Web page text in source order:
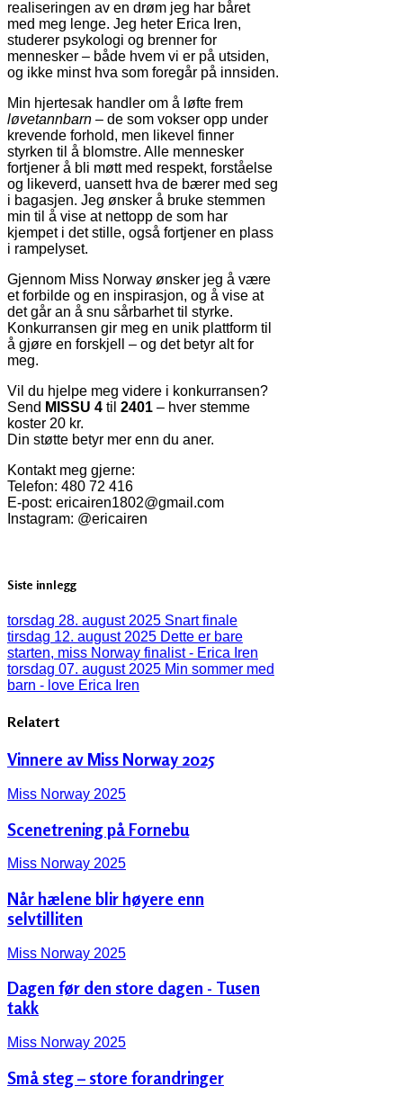
realiseringen av en drøm jeg har båret
med meg lenge. Jeg heter Erica Iren,
studerer psykologi og brenner for
mennesker – både hvem vi er på utsiden,
og ikke minst hva som foregår på innsiden.
Min hjertesak handler om å løfte frem
løvetannbarn – de som vokser opp under
krevende forhold, men likevel finner
styrken til å blomstre. Alle mennesker
fortjener å bli møtt med respekt, forståelse
og likeverd, uansett hva de bærer med seg
i bagasjen. Jeg ønsker å bruke stemmen
min til å vise at nettopp de som har
kjempet i det stille, også fortjener en plass
i rampelyset.
Gjennom Miss Norway ønsker jeg å være
et forbilde og en inspirasjon, og å vise at
det går an å snu sårbarhet til styrke.
Konkurransen gir meg en unik plattform til
å gjøre en forskjell – og det betyr alt for
meg.
Vil du hjelpe meg videre i konkurransen?
Send MISSU 4 til 2401 – hver stemme
koster 20 kr.
Din støtte betyr mer enn du aner.
Kontakt meg gjerne:
Telefon: 480 72 416
E-post: ericairen1802@gmail.com
Instagram: @ericairen
Siste innlegg
torsdag 28. august 2025 Snart finale
tirsdag 12. august 2025 Dette er bare
starten, miss Norway finalist - Erica Iren
torsdag 07. august 2025 Min sommer med
barn - love Erica Iren
Relatert
Vinnere av Miss Norway 2025
Miss Norway 2025
Scenetrening på Fornebu
Miss Norway 2025
Når hælene blir høyere enn
selvtilliten
Miss Norway 2025
Dagen før den store dagen - Tusen
takk
Miss Norway 2025
Små steg – store forandringer